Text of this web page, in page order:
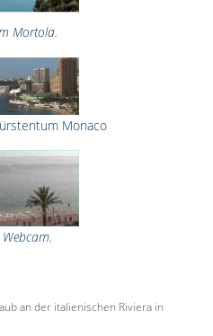
Mortola.
Monaco
an der italienischen Riviera in